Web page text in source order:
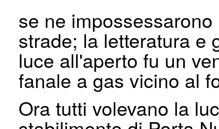
se ne
strade; la lette­ratura e
luce all'aperto fu un
fanale a gas vicino al
Ora tutti volevano la